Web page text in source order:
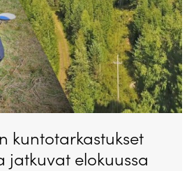
kuntotarkastukset
jatkuvat elokuussa